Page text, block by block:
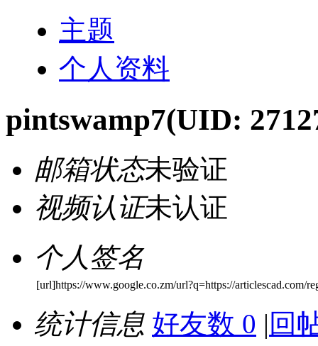
主题
个人资料
pintswamp7(UID:
邮箱状态未验证
视频认证未认证
个人签名
[url]https://www.google.co.zm/url?q=https://articlescad.com/
统计信息 好友数 0 | 回